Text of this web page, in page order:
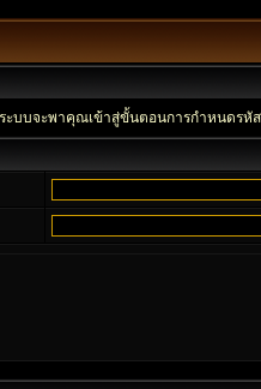
ระบบจะพาคุณเข้าสู่ขั้นตอนการกำหนดรหั